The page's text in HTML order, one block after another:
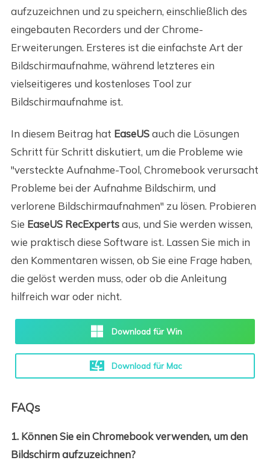
aufzuzeichnen und zu speichern, einschließlich des
eingebauten Recorders und der Chrome-
Erweiterungen. Ersteres ist die einfachste Art der
Bildschirmaufnahme, während letzteres ein
vielseitigeres und kostenloses Tool zur
Bildschirmaufnahme ist.
In diesem Beitrag hat EaseUSauch die Lösungen
Schritt für Schritt diskutiert, um die Probleme wie
"versteckte Aufnahme-Tool, Chromebook verursacht
Probleme bei der Aufnahme Bildschirm, und
verlorene Bildschirmaufnahmen" zu lösen. Probieren
Sie EaseUS RecExpertsaus, und Sie werden wissen,
wie praktisch diese Software ist. Lassen Sie mich in
den Kommentaren wissen, ob Sie eine Frage haben,
die gelöst werden muss, oder ob die Anleitung
hilfreich war oder nicht.
Download für Win
Download für Mac
FAQs
1. Können Sie ein Chromebook verwenden, um den
Bildschirm aufzuzeichnen?